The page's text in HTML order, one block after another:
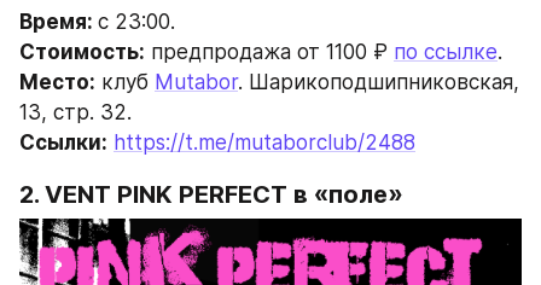
Время: с 23:00.
Стоимость: предпродажа от 1100 ₽ по ссылке.
Место: клуб Mutabor. Шарикоподшипниковская,
13, стр. 32.
Ссылки: https://t.me/mutaborclub/2488
2. VENT PINK PERFECT в «поле»